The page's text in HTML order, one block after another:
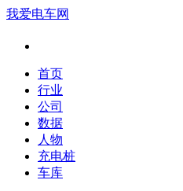
我爱电车网
首页
行业
公司
数据
人物
充电桩
车库